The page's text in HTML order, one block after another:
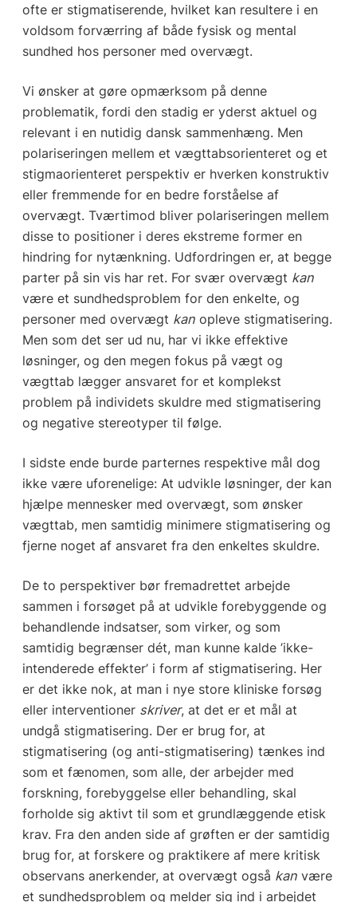
ofte er stigmatiserende, hvilket kan resultere i en
voldsom forværring af både fysisk og mental
sundhed hos personer med overvægt.
Vi ønsker at gøre opmærksom på denne
problematik, fordi den stadig er yderst aktuel og
relevant i en nutidig dansk sammenhæng. Men
polariseringen mellem et vægttabsorienteret og et
stigmaorienteret perspektiv er hverken konstruktiv
eller fremmende for en bedre forståelse af
overvægt. Tværtimod bliver polariseringen mellem
disse to positioner i deres ekstreme former en
hindring for nytænkning. Udfordringen er, at begge
parter på sin vis har ret. For svær overvægt kan
være et sundhedsproblem for den enkelte, og
personer med overvægt kanopleve stigmatisering.
Men som det ser ud nu, har vi ikke effektive
løsninger, og den megen fokus på vægt og
vægttab lægger ansvaret for et komplekst
problem på individets skuldre med stigmatisering
og negative stereotyper til følge.
I sidste ende burde parternes respektive mål dog
ikke være uforenelige: At udvikle løsninger, der kan
hjælpe mennesker med overvægt, som ønsker
vægttab, men samtidig minimere stigmatisering og
fjerne noget af ansvaret fra den enkeltes skuldre.
De to perspektiver bør fremadrettet arbejde
sammen i forsøget på at udvikle forebyggende og
behandlende indsatser, som virker, og som
samtidig begrænser dét, man kunne kalde ’ikke-
intenderede effekter’ i form af stigmatisering. Her
er det ikke nok, at man i nye store kliniske forsøg
eller interventioner skriver, at det er et mål at
undgå stigmatisering. Der er brug for, at
stigmatisering (og anti-stigmatisering) tænkes ind
som et fænomen, som alle, der arbejder med
forskning, forebyggelse eller behandling, skal
forholde sig aktivt til som et grundlæggende etisk
krav. Fra den anden side af grøften er der samtidig
brug for, at forskere og praktikere af mere kritisk
observans anerkender, at overvægt også kanvære
et sundhedsproblem og melder sig ind i arbejdet